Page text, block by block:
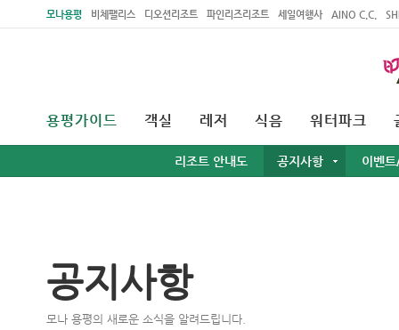
모나용평 비체팰리스 디오션리조트 파인리즈리조트 세일여행사 AINO C.C.
용평가이드
리조트 안내도 공지사항 이벤
객실 레저 식음 워터파크
공지사항
모나 용평의 새로운 소식을 알려드립니다.